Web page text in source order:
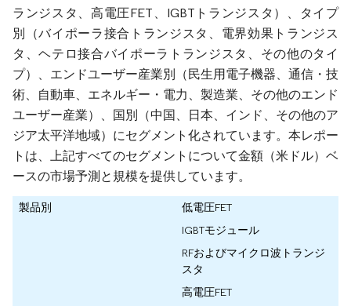
ランジスタ、高電圧FET、IGBTトランジスタ）、タイプ
別（バイポーラ接合トランジスタ、電界効果トランジス
タ、ヘテロ接合バイポーラトランジスタ、その他のタイ
プ）、エンドユーザー産業別（民生用電子機器、通信・技
術、自動車、エネルギー・電力、製造業、その他のエンド
ユーザー産業）、国別（中国、日本、インド、その他のア
ジア太平洋地域）にセグメント化されています。本レポー
トは、上記すべてのセグメントについて金額（米ドル）ベ
ースの市場予測と規模を提供しています。
製品別
低電圧FET
IGBTモジュール
RFおよびマイクロ波トランジ
スタ
高電圧FET